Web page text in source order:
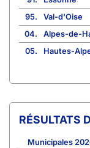
95.
Val-d'Oise
04.
Alpes-de-
05.
Hautes-
RÉSULTATS
Municipales